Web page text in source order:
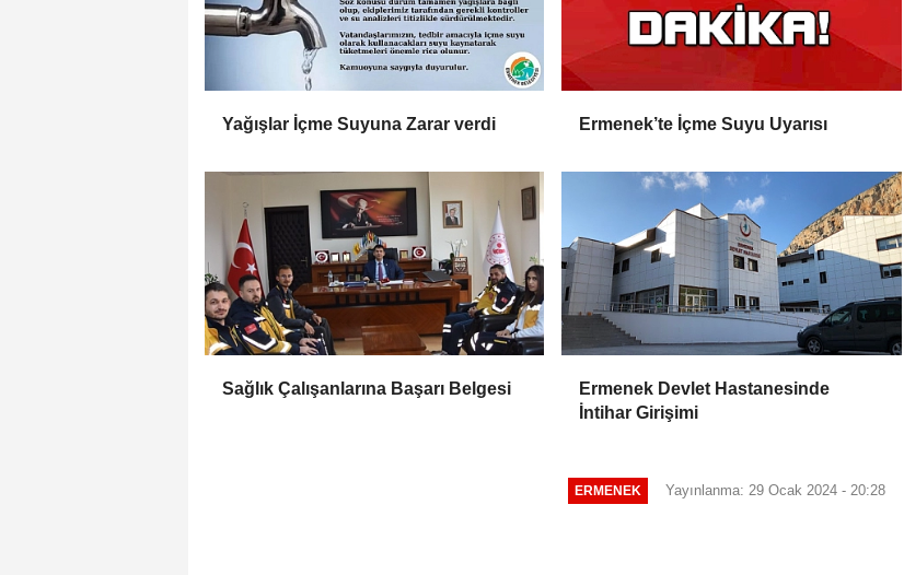
Yağışlar İçme Suyuna Zarar verdi Ermenek’te İçme Suyu Uyarısı
Sağlık Çalışanlarına Başarı Belgesi
Ermenek Devlet Hastanesinde
İntihar Girişimi
ERMENEK Yayınlanma: 29 Ocak 2024 - 20:28